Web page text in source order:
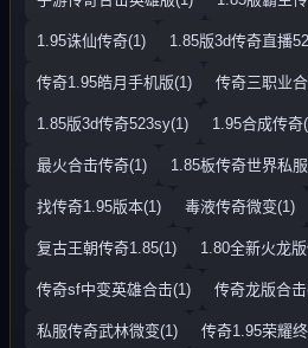
1.95诛仙传奇(1) 1.85版3d传奇直播
传奇1.95皓月手机版(1) 传奇三职业
1.85版3d传奇523sy(1) 1.95合成传奇
最火合击传奇(1) 1.85板传奇世界私
找传奇1.95版本(1) 毒液传奇微变(1)
复古王朝传奇1.85(1) 1.80全新火龙
传奇sf中变英雄合击(1) 传奇龙版合
私服传奇武林微变(1) 传奇1.95荣耀